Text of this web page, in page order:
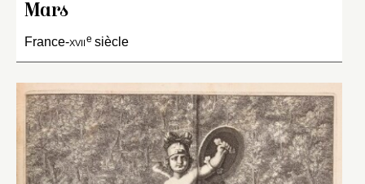
Mars
France-xviie siècle